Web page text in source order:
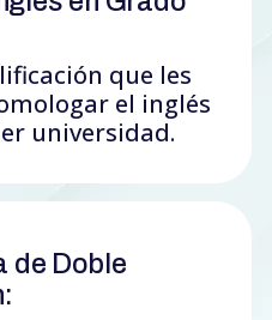
que les
el inglés
universidad.
de Doble